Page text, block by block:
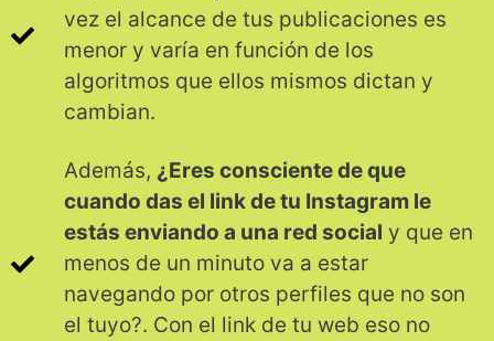
vez el alcance de tus publicaciones es
menor y varía en función de los
algoritmos que ellos mismos dictan y
cambian.
Además, ¿Eres consciente de que
cuando das el link de tu Instagram le
estás enviando a una red social y que en
menos de un minuto va a estar
navegando por otros perfiles que no son
el tuyo?. Con el link de tu web eso no